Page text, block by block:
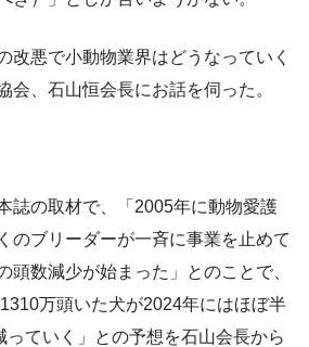
改悪で小動物業界はどうなっていく
会、石山恒会長にお話を伺った。
誌の取材で、「2005年に動物愛護
のブリーダーが一斉に事業を止めて
頭数減少が始まった」とのことで、
万頭いた犬が2024年にはほぼ半
ていく」との予想を石山会長から